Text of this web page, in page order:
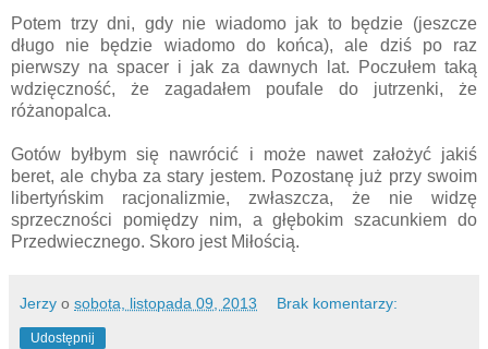
Potem trzy dni, gdy nie wiadomo jak to będzie (jeszcze
długo nie będzie wiadomo do końca), ale dziś po raz
pierwszy na spacer i jak za dawnych lat. Poczułem taką
wdzięczność, że zagadałem poufale do jutrzenki, że
różanopalca.
Gotów byłbym się nawrócić i może nawet założyć jakiś
beret, ale chyba za stary jestem. Pozostanę już przy swoim
libertyńskim racjonalizmie, zwłaszcza, że nie widzę
sprzeczności pomiędzy nim, a głębokim szacunkiem do
Przedwiecznego. Skoro jest Miłością.
Jerzy o sobota, listopada 09, 2013 Brak komentarzy:
Udostępnij